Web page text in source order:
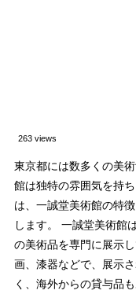
263 views
東京都には数多くの美
館は独特の雰囲気を持
は、一誠堂美術館の特
します。 一誠堂美術館
の美術品を専門に展示
画、漆器などで、展示
く、海外からの貸与品